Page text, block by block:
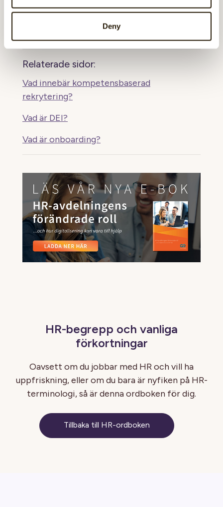
Deny
understödjer en strukturerad och
fördomsfri anställningsprocess från start
Relaterade sidor:
Vad innebär kompetensbaserad
rekrytering?
Vad är DEI?
Vad är onboarding?
HR-begrepp och vanliga
förkortningar
Oavsett om du jobbar med HR och vill ha
uppfriskning, eller om du bara är nyfiken på HR-
terminologi, så är denna ordboken för dig.
Tillbaka till HR-ordboken